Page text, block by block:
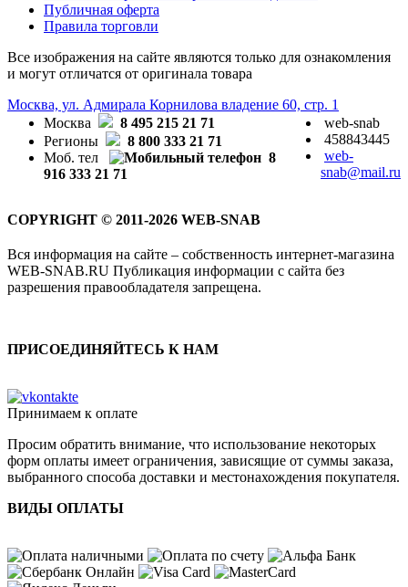
Публичная оферта
Правила торговли
Все изображения на сайте являются только для ознакомления
и могут отличатся от оригинала товара
Москва, ул. Адмирала Корнилова владение 60, стр. 1
Москва
8 495 215 21 71
Регионы
8 800 333 21 71
Моб. тел
8
916 333 21 71
web-snab
458843445
web-
snab@mail.ru
COPYRIGHT © 2011-2026 WEB-SNAB
Вся информация на сайте – собственность интернет-магазина
WEB-SNAB.RU Публикация информации с сайта без
разрешения правообладателя запрещена.
ПРИСОЕДИНЯЙТЕСЬ К НАМ
Принимаем к оплате
Просим обратить внимание, что использование некоторых
форм оплаты имеет ограничения, зависящие от суммы заказа,
выбранного способа доставки и местонахождения покупателя.
ВИДЫ ОПЛАТЫ